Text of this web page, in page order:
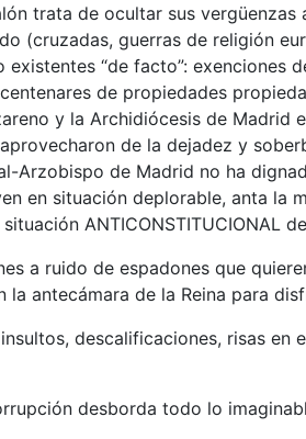
trata de ocultar sus
(cruzadas, guerras de religión
existentes “de facto”: exenciones
de propiedades
y la Archidiócesis de Madrid
de la dejadez y
Arzobispo de Madrid no ha
en situación deplorable, anta la
ANTICONSTITUCIONAL
a ruido de espadones que
la antecámara de la Reina para
descalificaciones, risas
desborda todo lo